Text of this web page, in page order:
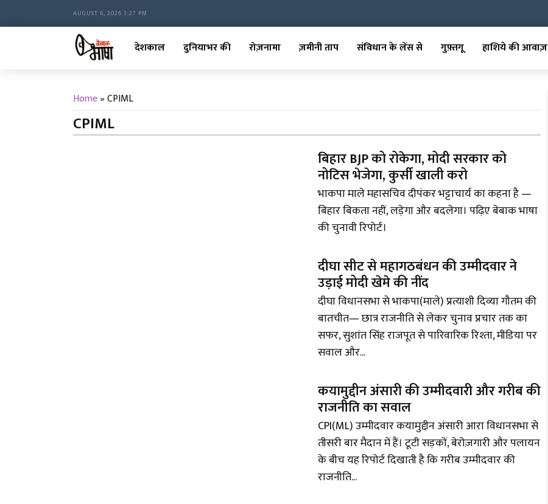
AUGUST 6, 2026 3:27 PM
देशकाल दुनियाभर की रोज़नामा ज़मीनी ताप संविधान के लेंस से गुफ़्तगू हाशिये की आवाज़
Home»CPIML
CPIML
बिहार BJP को रोकेगा, मोदी सरकार को
नोटिस भेजेगा, कुर्सी खाली करो
भाकपा माले महासचिव दीपंकर भट्टाचार्य का कहना है —
बिहार बिकता नहीं, लड़ेगा और बदलेगा। पढ़िए बेबाक भाषा
की चुनावी रिपोर्ट।
दीघा सीट से महागठबंधन की उम्मीदवार ने
उड़ाई मोदी खेमे की नींद
दीघा विधानसभा से भाकपा(माले) प्रत्याशी दिव्या गौतम की
बातचीत— छात्र राजनीति से लेकर चुनाव प्रचार तक का
सफर, सुशांत सिंह राजपूत से पारिवारिक रिश्ता, मीडिया पर
सवाल और...
कयामुद्दीन अंसारी की उम्मीदवारी और गरीब की
राजनीति का सवाल
CPI(ML) उम्मीदवार कयामुद्दीन अंसारी आरा विधानसभा से
तीसरी बार मैदान में हैं। टूटी सड़कों, बेरोज़गारी और पलायन
के बीच यह रिपोर्ट दिखाती है कि गरीब उम्मीदवार की
राजनीति...